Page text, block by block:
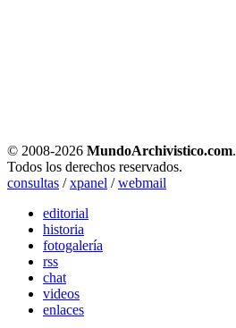
© 2008-2026 MundoArchivistico.com.
Todos los derechos reservados.
consultas /xpanel /webmail
editorial
historia
fotogalería
rss
chat
videos
enlaces